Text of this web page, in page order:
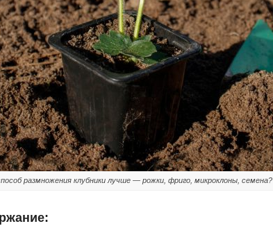
размножения клубники лучше — рожки, фриго, микроклоны, семена?